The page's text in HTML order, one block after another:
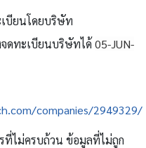
บียนโดยบริษัท
ดทะเบียนบริษัทได้05-JUN-
companies/2949329/
ที่ไม่ครบถ้วน ข้อมูลที่ไม่ถูก